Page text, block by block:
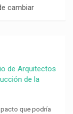
cambiar
de Arquitectos
de la
que podría